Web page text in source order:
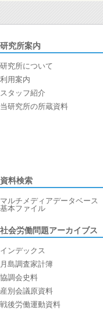
研究所案内
研究所について
利用案内
スタッフ紹介
当研究所の所蔵資料
資料検索
マルチメディアデータベース
基本ファイル
社会労働問題アーカイブス
インデックス
月島調査家計簿
協調会史料
産別会議原資料
戦後労働運動資料